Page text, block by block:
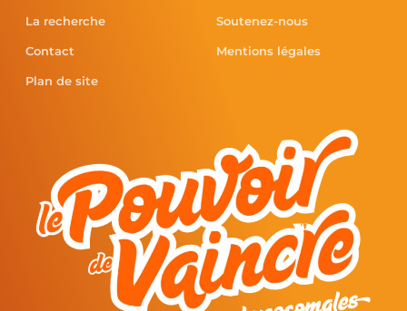
La recherche
Contact
Plan de site
Soutenez-nous
Mentions légales